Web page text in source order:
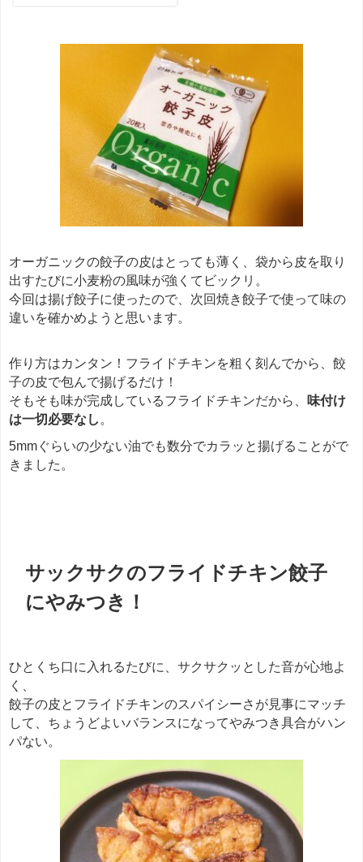
オーガニックの餃子の皮はとっても薄く、袋から皮を取り
出すたびに小麦粉の風味が強くてビックリ。
今回は揚げ餃子に使ったので、次回焼き餃子で使って味の
違いを確かめようと思います。
作り方はカンタン！フライドチキンを粗く刻んでから、餃
子の皮で包んで揚げるだけ！
そもそも味が完成しているフライドチキンだから、
味付け
は一切必要なし 。
5mmぐらいの少ない油でも数分でカラッと揚げることがで
きました。
サックサクのフライドチキン餃子
にやみつき！
ひとくち口に入れるたびに、サクサクッとした音が心地よ
く、
餃子の皮とフライドチキンのスパイシーさが見事にマッチ
して、ちょうどよいバランスになってやみつき具合がハン
パない。